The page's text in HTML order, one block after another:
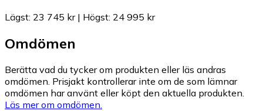
Lägst: 23 745 kr| Högst: 24 995 kr
Omdömen
Berätta vad du tycker om produkten eller läs andras
omdömen. Prisjakt kontrollerar inte om de som lämnar
omdömen har använt eller köpt den aktuella produkten.
Läs mer om omdömen.